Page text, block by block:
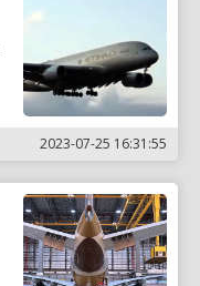
2023-07-25 16:31:55